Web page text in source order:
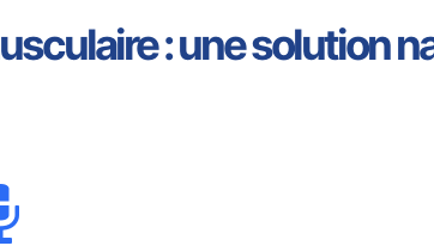
: une solution